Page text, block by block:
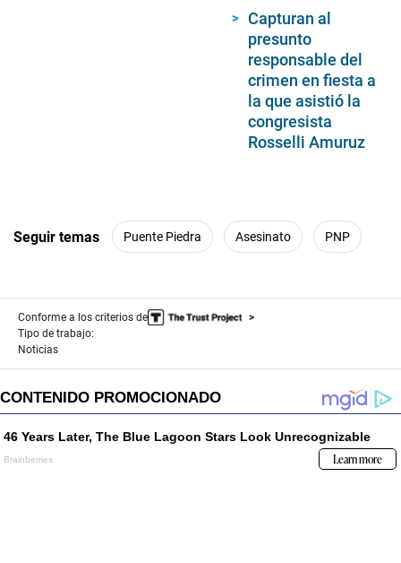
Capturan al
presunto
responsable del
crimen en fiesta a
la que asistió la
congresista
Rosselli Amuruz
Seguir temas Puente Piedra Asesinato PNP
Conforme a los criterios de
Tipo de trabajo:
Noticias